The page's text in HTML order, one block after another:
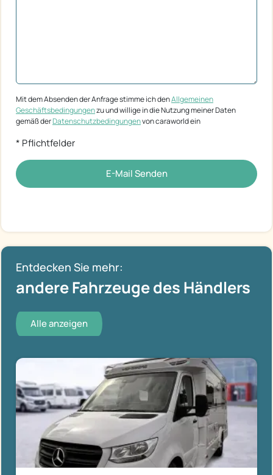
Mit dem Absenden der Anfrage stimme ich denAllgemeinen
Geschäftsbedingungenzu und willige in die Nutzung meiner Daten
gemäß derDatenschutzbedingungenvon caraworld ein
* Pflichtfelder
E-Mail Senden
Entdecken Sie mehr:
andere Fahrzeuge des Händlers
Alle anzeigen